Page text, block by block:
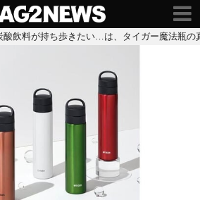
酸飲料が持ち歩きたい…は、タイガー魔法瓶の